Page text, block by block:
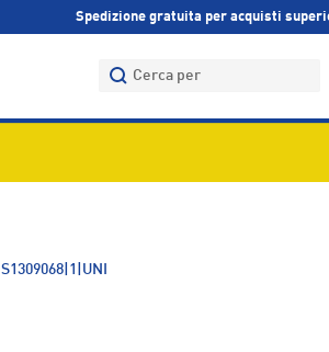
Spedizione gratuita per acquisti
Cerca
Cerca
S1309068|1|UNI